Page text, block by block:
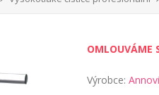
OMLOUVÁME
Výrobce: